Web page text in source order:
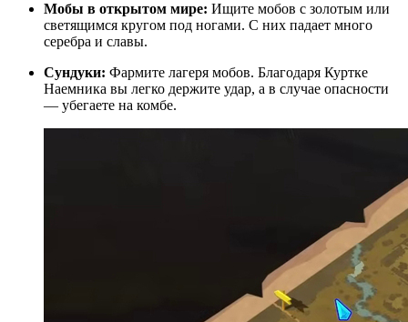
Мобы в открытом мире: Ищите мобов с золотым или
светящимся кругом под ногами. С них падает много
серебра и славы.
Сундуки: Фармите лагеря мобов. Благодаря Куртке
Наемника вы легко держите удар, а в случае опасности
— убегаете на комбе.